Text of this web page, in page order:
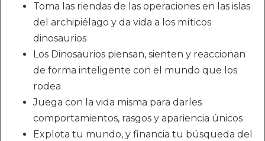
Toma las riendas de las operaciones en las islas
del archipiélago y da vida a los míticos
dinosaurios
Los Dinosaurios piensan, sienten y reaccionan
de forma inteligente con el mundo que los
rodea
Juega con la vida misma para darles
comportamientos, rasgos y apariencia únicos
Explota tu mundo, y financia tu búsqueda del